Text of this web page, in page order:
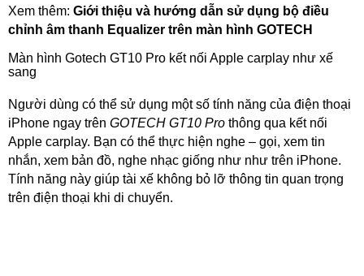
Xem thêm: Giới thiệu và hướng dẫn sử dụng bộ điều
chỉnh âm thanh Equalizer trên màn hình GOTECH
Màn hình Gotech GT10 Pro kết nối Apple carplay như xế
sang
Người dùng có thể sử dụng một số tính năng của điện thoại
iPhone ngay trên GOTECH GT10 Pro thông qua kết nối
Apple carplay. Bạn có thể thực hiện nghe – gọi, xem tin
nhắn, xem bản đồ, nghe nhạc giống như như trên iPhone.
Tính năng này giúp tài xế không bỏ lỡ thông tin quan trọng
trên điện thoại khi di chuyển.